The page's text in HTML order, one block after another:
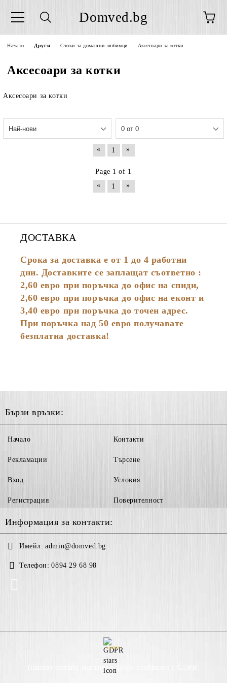
Domved.bg
Начало Други Стоки за домашни любимци Аксесоари за котки
Аксесоари за котки
Аксесоари за котки
« 1 »
Page 1 of 1
«
1 »
ДОСТАВКА
Срока за доставка е от 1 до 4 работни
дни. Доставките се заплащат съответно :
2,60 евро при поръчка до офис на спиди,
2,60 евро при поръчка до офис на еконт и
3,40 евро при поръчка до точен адрес.
При поръчка над 50 евро получавате
безплатна доставка!
Бързи връзки:
Начало
Рекламации
Вход
Регистрация
Контакти
Търсене
Условия
Поверителност
Информация за контакти:
Имейл: admin@domved.bg
Телефон: 0894 29 68 98
GDPR
Нашият онлайн магазин е 100% съобразен с GDPR.